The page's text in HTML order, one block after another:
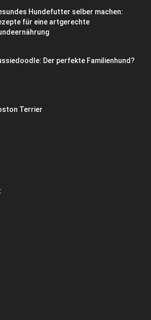
Hundefutter selber machen:
für eine artgerechte
Der perfekte Familienhund?
Terrier